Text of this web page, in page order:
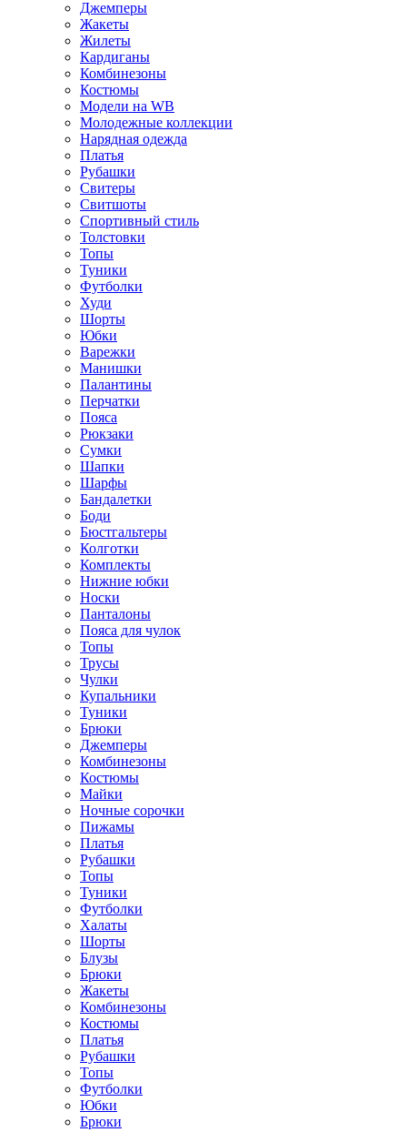
Джемперы
Жакеты
Жилеты
Кардиганы
Комбинезоны
Костюмы
Модели на WB
Молодежные коллекции
Нарядная одежда
Платья
Рубашки
Свитеры
Свитшоты
Спортивный стиль
Толстовки
Топы
Туники
Футболки
Худи
Шорты
Юбки
Варежки
Манишки
Палантины
Перчатки
Пояса
Рюкзаки
Сумки
Шапки
Шарфы
Бандалетки
Боди
Бюстгальтеры
Колготки
Комплекты
Нижние юбки
Носки
Панталоны
Поясa для чулок
Топы
Трусы
Чулки
Купальники
Туники
Брюки
Джемперы
Комбинезоны
Костюмы
Майки
Ночные сорочки
Пижамы
Платья
Рубашки
Топы
Туники
Футболки
Халаты
Шорты
Блузы
Брюки
Жакеты
Комбинезоны
Костюмы
Платья
Рубашки
Топы
Футболки
Юбки
Брюки